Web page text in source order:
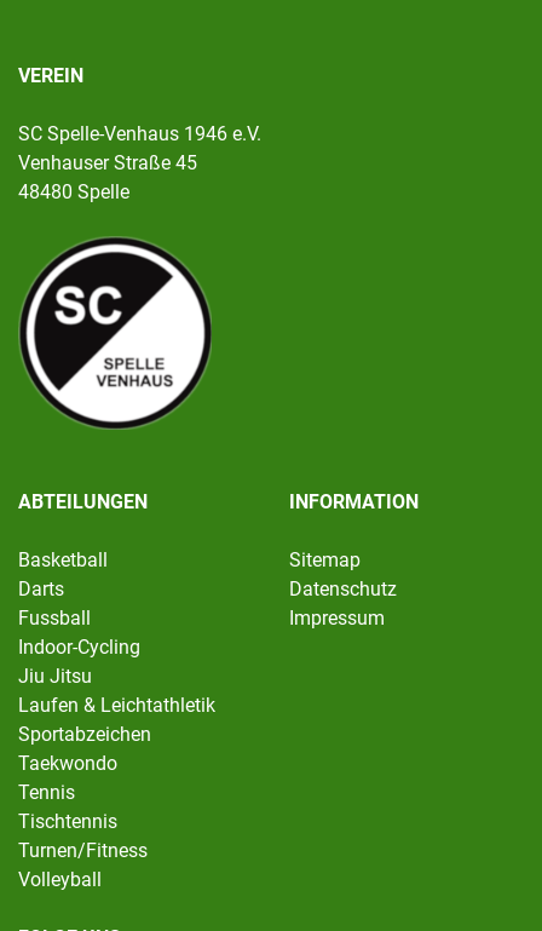
VEREIN
SC Spelle-Venhaus 1946 e.V.
Venhauser Straße 45
48480 Spelle
ABTEILUNGEN
Basketball
Darts
Fussball
Indoor-Cycling
Jiu Jitsu
Laufen & Leichtathletik
Sportabzeichen
Taekwondo
Tennis
Tischtennis
Turnen/Fitness
Volleyball
INFORMATION
Sitemap
Datenschutz
Impressum